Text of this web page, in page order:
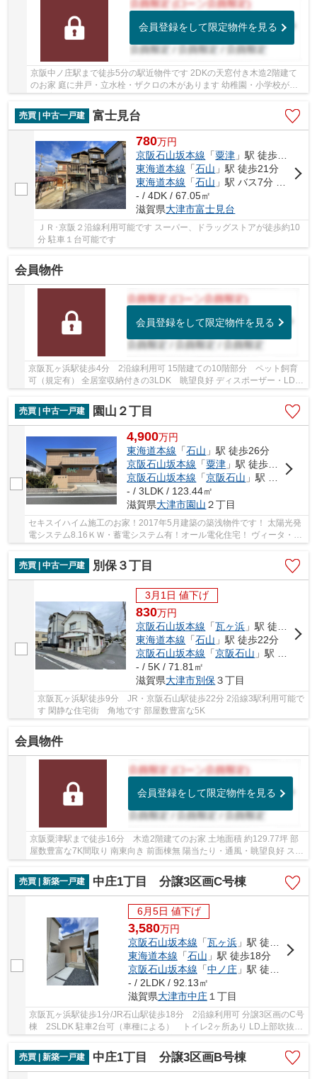
会員登録をして限定物件を見る
京阪中ノ庄駅まで徒歩5分の駅近物件です 2DKの天窓付き木造2階建て
のお家 庭に井戸・立水栓・ザクロの木があります 幼稚園・小学校が近
売買 | 中古一戸建
富士見台
780万円
京阪石山坂本線 「粟津 」駅 徒歩13分
東海道本線 「石山 」駅 徒歩21分
東海道本線 「石山 」駅 バス7分 「上別保」 停歩6分
- / 4DK / 67.05㎡
滋賀県大津市富士見台
ＪＲ･京阪２沿線利用可能です スーパー、ドラッグストアが徒歩約10
分 駐車１台可能です
会員物件
会員登録をして限定物件を見る
京阪瓦ヶ浜駅徒歩4分 2沿線利用可 15階建ての10階部分 ペット飼育
可（規定有） 全居室収納付きの3LDK 眺望良好 ディスポーザー・LD床
暖房・浴室乾燥機・スロップシンクなど設備充実...
売買 | 中古一戸建
園山２丁目
4,900万円
東海道本線 「石山 」駅 徒歩26分
京阪石山坂本線 「粟津 」駅 徒歩22分
京阪石山坂本線 「京阪石山 」駅 徒歩26分
- / 3LDK / 123.44㎡
滋賀県大津市園山 ２丁目
セキスイハイム施工のお家！2017年5月建築の築浅物件です！ 太陽光発
電システム8.16ＫＷ・蓄電システム有！オール電化住宅！ ヴィータ・フ
ェリーチェ大津園山団地内！角地につき陽当り...
売買 | 中古一戸建
別保３丁目
3月1日 値下げ
830万円
京阪石山坂本線 「瓦ヶ浜 」駅 徒歩9分
東海道本線 「石山 」駅 徒歩22分
京阪石山坂本線 「京阪石山 」駅 徒歩22分
- / 5K / 71.81㎡
滋賀県大津市別保３丁目
京阪瓦ヶ浜駅徒歩9分 JR・京阪石山駅徒歩22分 2沿線3駅利用可能で
す 閑静な住宅街 角地です 部屋数豊富な5K
会員物件
会員登録をして限定物件を見る
京阪粟津駅まで徒歩16分 木造2階建てのお家 土地面積 約129.77坪 部
屋数豊富な7K間取り 南東向き 前面棟無 陽当たり・通風・眺望良好 スー
パー・小学校まで徒歩10分圏内です
売買 | 新築一戸建
中庄1丁目 分譲3区画C号棟
6月5日 値下げ
3,580万円
京阪石山坂本線 「瓦ヶ浜」駅 徒歩1分
東海道本線 「石山 」駅 徒歩18分
京阪石山坂本線 「中ノ庄」駅 徒歩6分
- / 2LDK / 92.13㎡
滋賀県大津市中庄１丁目
京阪瓦ヶ浜駅徒歩1分/JR石山駅徒歩18分 2沿線利用可 分譲3区画のC号
棟 2SLDK 駐車2台可（車種による） トイレ2ヶ所あり LD上部吹抜
売買 | 新築一戸建
中庄1丁目 分譲3区画B号棟